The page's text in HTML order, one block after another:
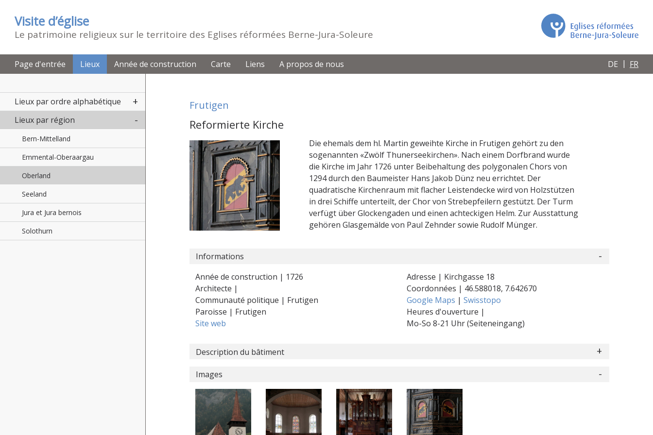
Visite d’église
Le patrimoine religieux sur le territoire des Eglises réformées Berne-Jura-Soleure
Page d'entrée Lieux Année de construction Carte Liens A propos de nous DE FR
Lieux par ordre alphabétique
Lieux par région
Bern-Mittelland
Emmental-Oberaargau
Oberland
Seeland
Jura et Jura bernois
Solothurn
Frutigen
Reformierte Kirche
Die ehemals dem hl. Martin geweihte Kirche in Frutigen gehört zu den
sogenannten «Zwölf Thunerseekirchen». Nach einem Dorfbrand wurde
die Kirche im Jahr 1726 unter Beibehaltung des polygonalen Chors von
1294 durch den Baumeister Hans Jakob Dünz neu errichtet. Der
quadratische Kirchenraum mit flacher Leistendecke wird von Holzstützen
in drei Schiffe unterteilt, der Chor von Strebepfeilern gestützt. Der Turm
verfügt über Glockengaden und einen achteckigen Helm. Zur Ausstattung
gehören Glasgemälde von Paul Zehnder sowie Rudolf Münger.
Informations
Année de construction | 1726
Architecte |
Communauté politique | Frutigen
Paroisse | Frutigen
Site web
Adresse | Kirchgasse 18
Coordonnées | 46.588018, 7.642670
Google Maps | Swisstopo
Heures d'ouverture |
Mo-So 8-21 Uhr (Seiteneingang)
Description du bâtiment
Images